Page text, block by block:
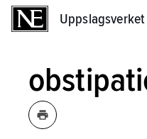
Uppslagsverket